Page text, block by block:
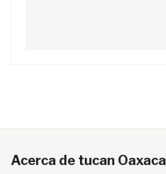
Acerca de tucan Oaxaca